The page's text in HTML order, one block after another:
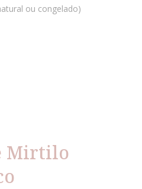
ou congelado)
Mirtilo